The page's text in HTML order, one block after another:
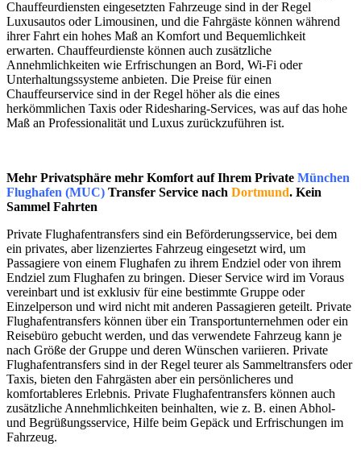
Chauffeurdiensten eingesetzten Fahrzeuge sind in der Regel
Luxusautos oder Limousinen, und die Fahrgäste können während
ihrer Fahrt ein hohes Maß an Komfort und Bequemlichkeit
erwarten. Chauffeurdienste können auch zusätzliche
Annehmlichkeiten wie Erfrischungen an Bord, Wi-Fi oder
Unterhaltungssysteme anbieten. Die Preise für einen
Chauffeurservice sind in der Regel höher als die eines
herkömmlichen Taxis oder Ridesharing-Services, was auf das hohe
Maß an Professionalität und Luxus zurückzuführen ist.
Mehr Privatsphäre mehr Komfort auf Ihrem Private München
Flughafen (MUC) Transfer Service nach Dortmund. Kein
Sammel Fahrten
Private Flughafentransfers sind ein Beförderungsservice, bei dem
ein privates, aber lizenziertes Fahrzeug eingesetzt wird, um
Passagiere von einem Flughafen zu ihrem Endziel oder von ihrem
Endziel zum Flughafen zu bringen. Dieser Service wird im Voraus
vereinbart und ist exklusiv für eine bestimmte Gruppe oder
Einzelperson und wird nicht mit anderen Passagieren geteilt. Private
Flughafentransfers können über ein Transportunternehmen oder ein
Reisebüro gebucht werden, und das verwendete Fahrzeug kann je
nach Größe der Gruppe und deren Wünschen variieren. Private
Flughafentransfers sind in der Regel teurer als Sammeltransfers oder
Taxis, bieten den Fahrgästen aber ein persönlicheres und
komfortableres Erlebnis. Private Flughafentransfers können auch
zusätzliche Annehmlichkeiten beinhalten, wie z. B. einen Abhol-
und Begrüßungsservice, Hilfe beim Gepäck und Erfrischungen im
Fahrzeug.